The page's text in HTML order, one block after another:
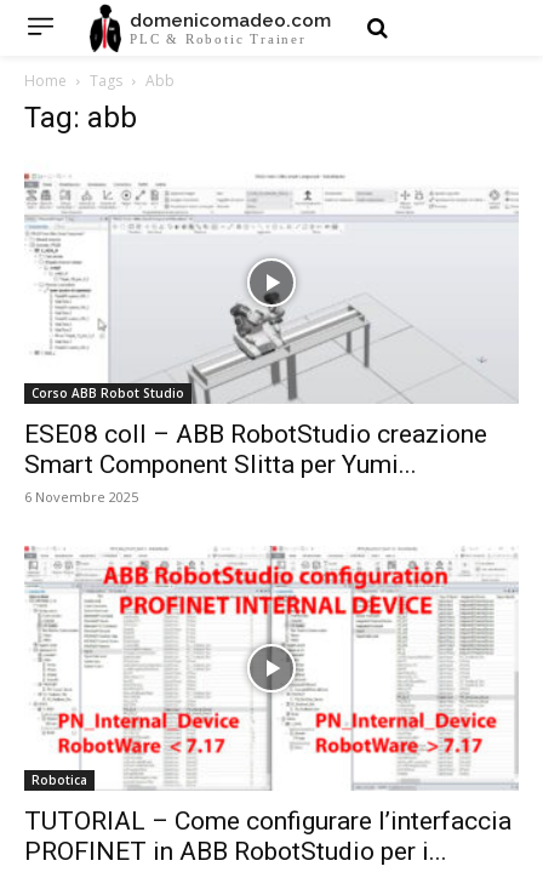
domenicomadeo.com
PLC & Robotic Trainer
Home Tags Abb
Tag: abb
Corso ABB Robot Studio
ESE08 coll – ABB RobotStudio creazione
Smart Component Slitta per Yumi...
6 Novembre 2025
Robotica
TUTORIAL – Come configurare l’interfaccia
PROFINET in ABB RobotStudio per i...